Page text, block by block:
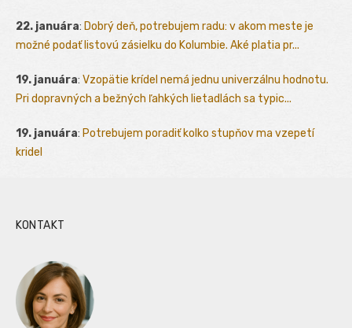
22. januára: Dobrý deň, potrebujem radu: v akom meste je
možné podať listovú zásielku do Kolumbie. Aké platia pr...
19. januára: Vzopätie krídel nemá jednu univerzálnu hodnotu.
Pri dopravných a bežných ľahkých lietadlách sa typic...
19. januára: Potrebujem poradiť kolko stupňov ma vzepetí
kridel
KONTAKT